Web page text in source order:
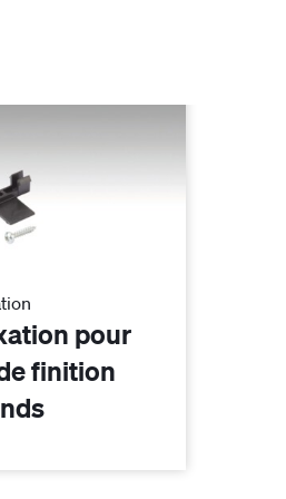
pour
finition